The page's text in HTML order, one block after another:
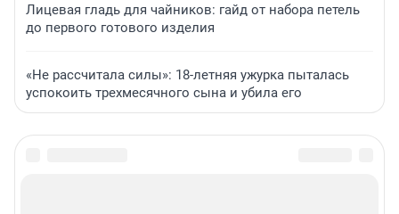
Лицевая гладь для чайников: гайд от набора петель
до первого готового изделия
«Не рассчитала силы»: 18-летняя ужурка пыталась
успокоить трехмесячного сына и убила его